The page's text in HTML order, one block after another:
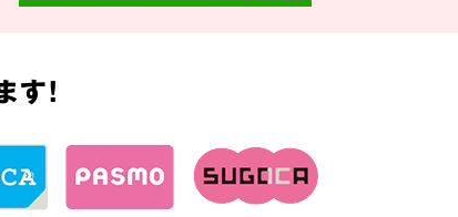
す!